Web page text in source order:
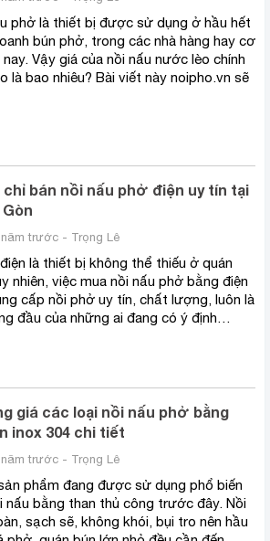
phở là thiết bị được sử dụng ở hầu hết
bún phở, trong các nhà hàng hay cơ
Vậy giá của nồi nấu nước lèo chính
là bao nhiêu? Bài viết này noipho.vn sẽ
bán nồi nấu phở điện uy tín tại
Gòn
năm trước - Trọng Lê
là thiết bị không thể thiếu ở quán
nhiên, việc mua nồi nấu phở bằng điện
cấp nồi phở uy tín, chất lượng, luôn là
đầu của những ai đang có ý định…
giá các loại nồi nấu phở bằng
inox 304 chi tiết
năm trước - Trọng Lê
phẩm đang được sử dụng phổ biến
nấu bằng than thủ công trước đây. Nồi
sạch sẽ, không khói, bụi tro nên hầu